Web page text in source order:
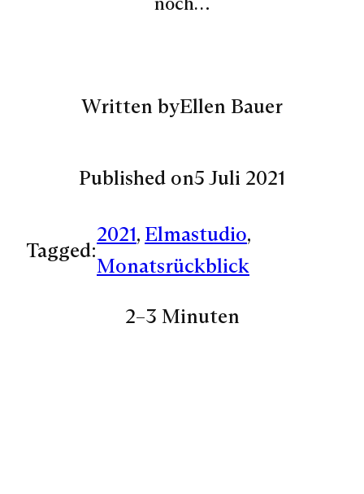
Written byEllen Bauer
Published on5 Juli 2021
Tagged:
2021, Elmastudio
Monatsrückblick
2–3 Minuten